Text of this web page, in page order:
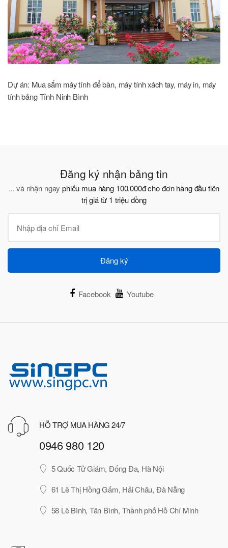
Dự án: Mua sắm máy tính để bàn, máy tính xách tay, máy in, máy
tính bảng Tỉnh Ninh Bình
Đăng ký nhận bảng tin
... và nhận ngayphiếu mua hàng 100.000đ cho đơn hàng đầu tiên
trị giá từ 1 triệu đồng
Đăng ký
Facebook Youtube
HỖ TRỢ MUA HÀNG 24/7
0946 980 120
5 Quốc Tử Giám, Đống Đa, Hà Nội
61 Lê Thị Hồng Gấm, Hải Châu, Đà Nẵng
58 Lê Bình, Tân Bình, Thành phố Hồ Chí Minh